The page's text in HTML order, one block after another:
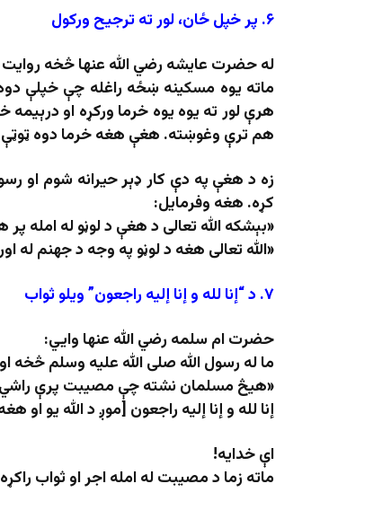
۶. پر خپل ځان، لور ته ترجیح ورکول
له حضرت عایشه رضي الله عنها څخه
ماته یوه مسکینه ښځه راغله چې خپلې
هرې لور ته یوه یوه خرما ورکړه او
هم ترې وغوښته. هغې هغه خرما دوه ټوټې
زه د هغې په دې کار ډېر حیرانه شوم او
کړه. هغه وفرمایل:
«بېشکه الله تعالی د هغې د لوڼو له امله
«الله تعالی هغه د لوڼو په وجه د جهنم له
۷. د “إنا لله و إنا إلیه راجعون” ویلو ثواب
حضرت ام سلمه رضي الله عنها وایي:
ما له رسول الله صلی الله علیه وسلم څخه
«هیڅ مسلمان نشته چې مصیبت پرې راشي
إنا لله و إنا إلیه راجعون [موږ د الله یو او
اې خدایه!
ماته زما د مصیبت له امله اجر او ثواب